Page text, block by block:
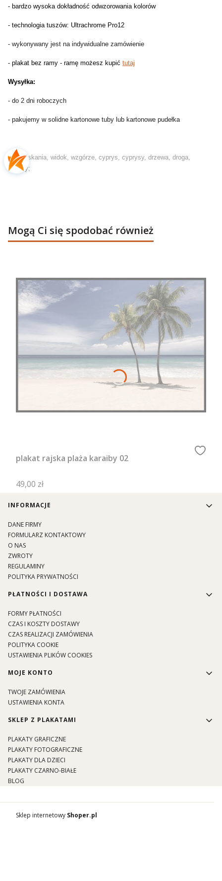
- bardzo wysoka dokładność odwzorowania kolorów
- technologia tuszów: Ultrachrome Pro12
- wykonywany jest na indywidualne zamówienie
- plakat bez ramy - ramę możesz kupić tutaj
Wysyłka:
- do 2 dni roboczych
- pakujemy w solidne kartonowe tuby lub kartonowe pudełka
tagi: toskania, widok, wzgórze, cyprys, cyprysy, drzewa, droga,
zielony;
Mogą Ci się spodobać również
plakat rajska plaża karaiby 02
Cena
49,00 zł
Linki w stopce
INFORMACJE
DANE FIRMY
FORMULARZ KONTAKTOWY
O NAS
ZWROTY
REGULAMINY
POLITYKA PRYWATNOŚCI
PŁATNOŚCI I DOSTAWA
FORMY PŁATNOŚCI
CZAS I KOSZTY DOSTAWY
CZAS REALIZACJI ZAMÓWIENIA
POLITYKA COOKIE
USTAWIENIA PLIKÓW COOKIES
MOJE KONTO
TWOJE ZAMÓWIENIA
USTAWIENIA KONTA
SKLEP Z PLAKATAMI
PLAKATY GRAFICZNE
PLAKATY FOTOGRAFICZNE
PLAKATY DLA DZIECI
PLAKATY CZARNO-BIAŁE
BLOG
Sklep internetowy Shoper.pl